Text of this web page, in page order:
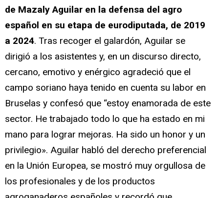
de Mazaly Aguilar en la defensa del agro
español en su etapa de eurodiputada, de 2019
a 2024. Tras recoger el galardón, Aguilar se
dirigió a los asistentes y, en un discurso directo,
cercano, emotivo y enérgico agradeció que el
campo soriano haya tenido en cuenta su labor en
Bruselas y confesó que “estoy enamorada de este
sector. He trabajado todo lo que ha estado en mi
mano para lograr mejoras. Ha sido un honor y un
privilegio». Aguilar habló del derecho preferencial
en la Unión Europea, se mostró muy orgullosa de
los profesionales y de los productos